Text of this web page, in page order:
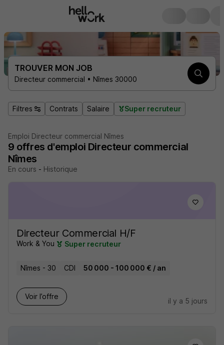
TROUVER MON JOB
Directeur commercial • Nîmes 30000
Filtres Contrats Salaire Super recruteur
Emploi Directeur commercial Nîmes
9 offres d'emploi Directeur commercial
Nîmes
En cours - Historique
Directeur Commercial H/F
Work & You Super recruteur
Nîmes - 30 CDI 50 000 - 100 000 € / an
Voir l’offre
il y a 5 jours